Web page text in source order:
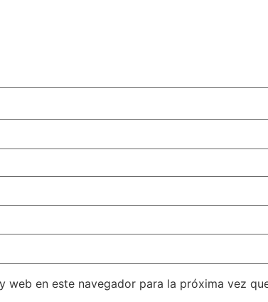
web en este navegador para la próxima vez